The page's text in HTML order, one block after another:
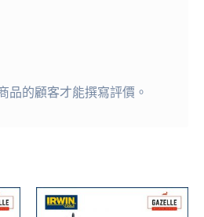
品的顧客才能撰寫評價。